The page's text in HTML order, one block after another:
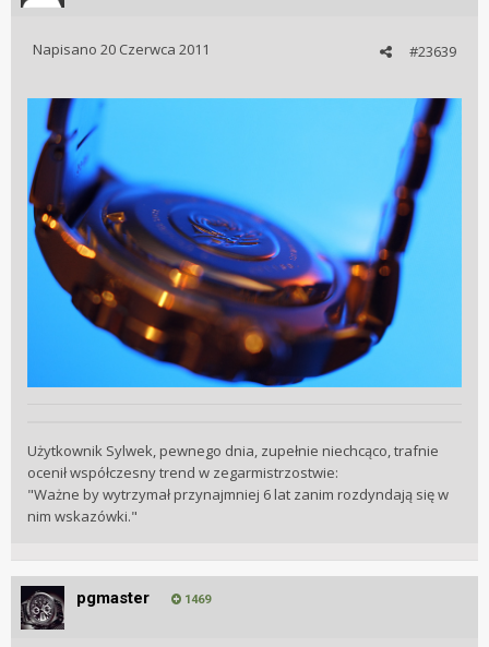
#23639
Napisano 20 Czerwca 2011
Użytkownik Sylwek, pewnego dnia, zupełnie niechcąco, trafnie
ocenił współczesny trend w zegarmistrzostwie:
"Ważne by wytrzymał przynajmniej 6 lat zanim rozdyndają się w
nim wskazówki."
pgmaster 1469